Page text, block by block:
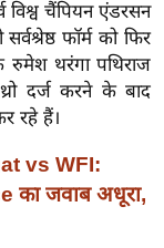
विश्व चैंपियन एंडरसन
फॉर्म को फिर
रुमेश थरंगा पथिराज
दर्ज करने के बाद
रहे हैं।
vs WFI:
का जवाब अधूरा,